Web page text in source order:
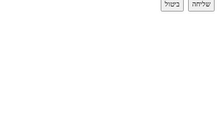
שליחה ביטול